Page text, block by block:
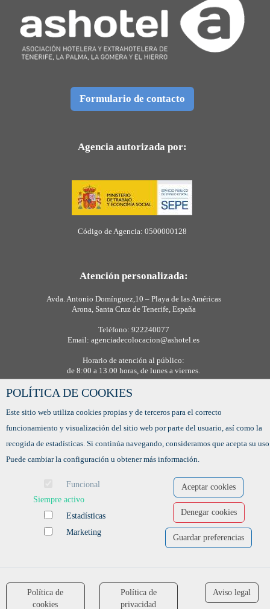
Formulario de contacto
Agencia autorizada por:
Código de Agencia: 0500000128
Atención personalizada:
Avda. Antonio Domínguez,10 – Playa de las Américas
Arona, Santa Cruz de Tenerife, España
Teléfono: 922240077
Email: agenciadecolocacion@ashotel.es
Horario de atención al público:
de 8:00 a 13.00 horas, de lunes a viernes.
Ofertas de empleo
Formación
Política de Cookies Accesibilidad
POLÍTICA DE COOKIES
Este sitio web utiliza cookies propias y de terceros para el correcto
funcionamiento y visualización del sitio web por parte del usuario, así como la
recogida de estadísticas. Si continúa navegando, consideramos que acepta su
Puede cambiar la configuración u obtener más información.
Funcional
Siempre activo
Estadísticas
Marketing
Aceptar cookies
Denegar cookies
Guardar preferencias
Política de
cookies
Política de
privacidad
Aviso legal